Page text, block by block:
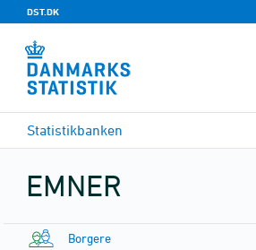
DST.DK
Statistikbanken
EMNER
Borgere